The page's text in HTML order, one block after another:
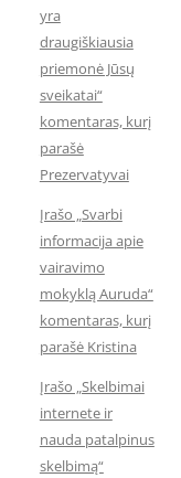
yra
draugiškiausia
priemonė Jūsų
sveikatai“
komentaras, kurį
parašė
Prezervatyvai
Įrašo „Svarbi
informacija apie
vairavimo
mokyklą Auruda“
komentaras, kurį
parašė Kristina
Įrašo „Skelbimai
internete ir
nauda patalpinus
skelbimą“